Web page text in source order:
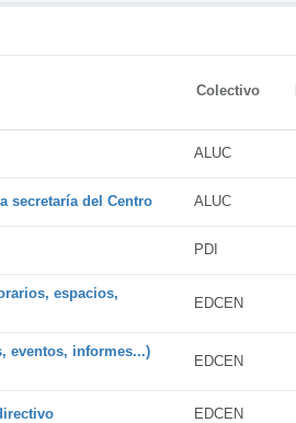
Colectivo
ALUC
secretaría del Centro ALUC
PDI
espacios,
EDCEN
eventos, informes...)
EDCEN
EDCEN